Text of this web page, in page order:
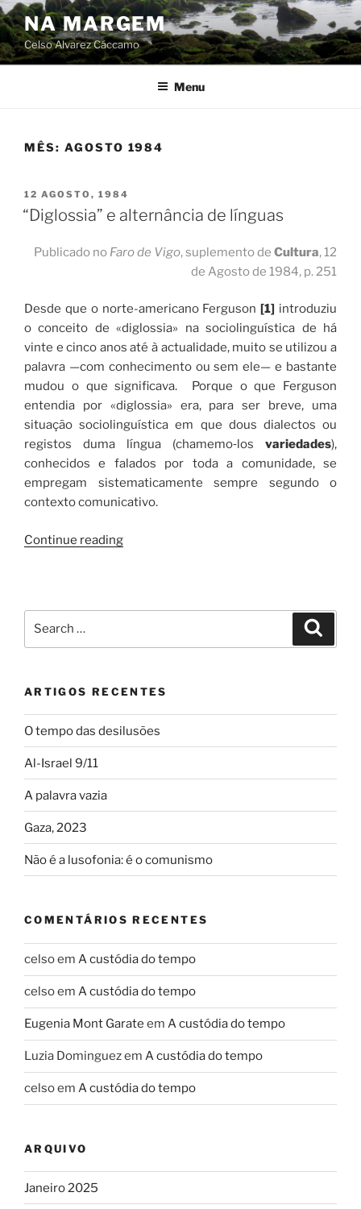
Skip
to
content
NA MARGEM
Celso Alvarez Cáccamo
Menu
MÊS: AGOSTO 1984
POSTED
ON
12 AGOSTO, 1984
“Diglossia” e alternância de línguas
Publicado no Faro de Vigo, suplemento de Cultura, 12
de Agosto de 1984, p. 251
Desde que o norte-americano Ferguson[1] introduziu
o conceito de «diglossia» na sociolinguística de há
vinte e cinco anos até à actualidade, muito se utilizou a
palavra —com conhecimento ou sem ele— e bastante
mudou o que significava. Porque o que Ferguson
entendia por «diglossia» era, para ser breve, uma
situação socio­linguística em que dous dialectos ou
registos duma língua (chame­mo‑los variedades),
conhecidos e falados por toda a comuni­dade, se
empregam sistematicamente sempre segundo o
contexto comunica­tivo.
Continue reading““Diglossia”
ARTIGOS RECENTES
O tempo das desilusões
Al-Israel 9/11
A palavra vazia
Gaza, 2023
Não é a lusofonia: é o comunismo
COMENTÁRIOS RECENTES
celsoem A custódia do tempo
celsoem A custódia do tempo
Eugenia Mont Garate em A custódia do tempo
Luzia Dominguezem A custódia do tempo
celsoem A custódia do tempo
ARQUIVO
Janeiro 2025